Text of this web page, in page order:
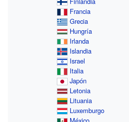
Francia
Grecia
Hungría
Irlanda
Islandia
Israel
Italia
Japón
Letonia
Lituania
Luxemburgo